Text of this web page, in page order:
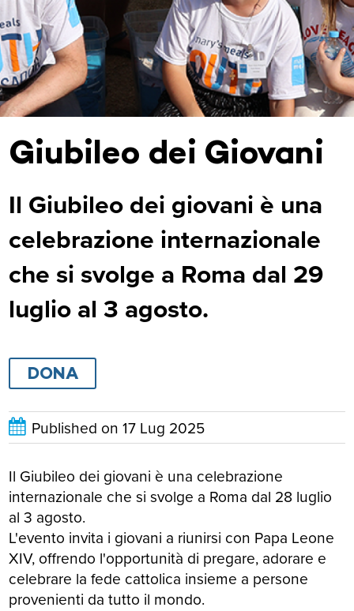
Giubileo dei Giovani
Il Giubileo dei giovani è una
celebrazione internazionale
che si svolge a Roma dal 29
luglio al 3 agosto.
DONA
Published on 17 Lug 2025
Il Giubileo dei giovani è una celebrazione
internazionale che si svolge a Roma dal 28 luglio
al 3 agosto.
L'evento invita i giovani a riunirsi con Papa Leone
XIV, offrendo l'opportunità di pregare, adorare e
celebrare la fede cattolica insieme a persone
provenienti da tutto il mondo.